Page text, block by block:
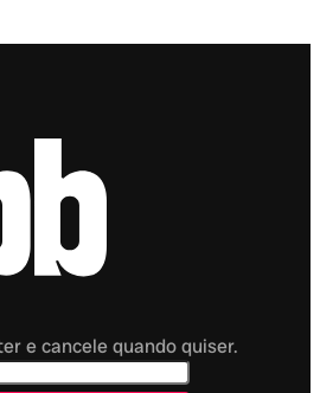
e cancele quando quiser.